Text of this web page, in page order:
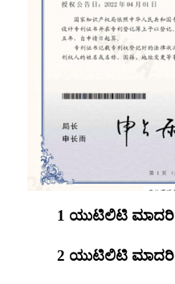
1 ಯುಟಿಲಿಟಿ ಮಾದರಿ
2 ಯುಟಿಲಿಟಿ ಮಾದರಿ